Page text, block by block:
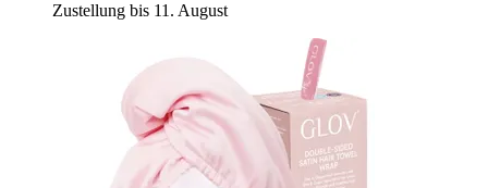
Zustellung bis 11. August